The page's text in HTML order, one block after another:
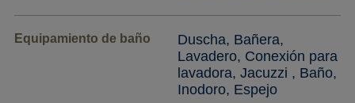
Equipamiento de baño
Duscha, Bañera,
Lavadero, Conexión para
lavadora, Jacuzzi , Baño,
Inodoro, Espejo